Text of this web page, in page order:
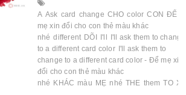
A Ask card change CHO color CON ĐỂ
mẹ xin đổi cho con thẻ màu khác
nhé different DÕI I'll
I'll ask them to change
to a different card color I'll ask them to
change to a different card color - Để mẹ xin
đổi cho con thẻ màu khác
nhé KHÁC màu MẸ nhé THE them TO